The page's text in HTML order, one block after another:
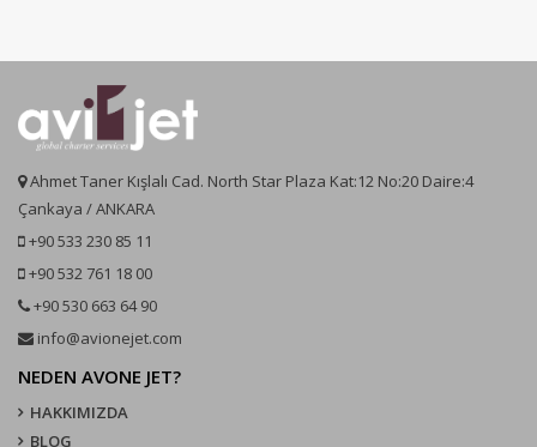
Ahmet Taner Kışlalı Cad. North Star Plaza Kat:12 No:20 Daire:4
Çankaya / ANKARA
+90 533 230 85 11
+90 532 761 18 00
+90 530 663 64 90
info@avionejet.com
NEDEN AVONE JET?
HAKKIMIZDA
BLOG